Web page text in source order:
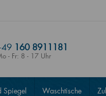
160 8911181
- Fr: 8 - 17 Uhr
Spiegel Waschtische